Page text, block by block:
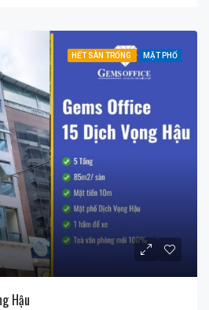
HẾT SÀN TRỐNG MẶT PHỐ
Hậu